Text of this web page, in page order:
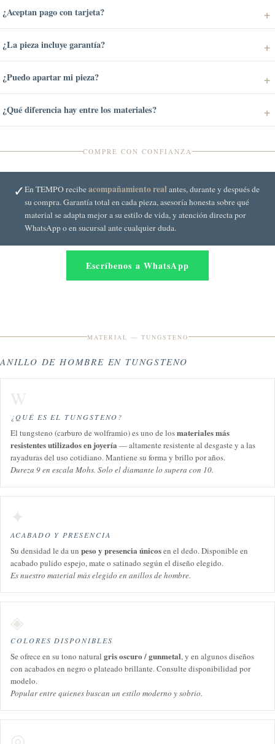
¿Aceptan pago con tarjeta?
¿La pieza incluye garantía?
¿Puedo apartar mi pieza?
¿Qué diferencia hay entre los materiales?
COMPRE CON CONFIANZA
✓En TEMPO recibeacompañamiento real antes, durante y después de
su compra. Garantía total en cada pieza, asesoría honesta sobre qué
material se adapta mejor a su estilo de vida, y atención directa por
WhatsApp o en sucursal ante cualquier duda.
Escríbenos a WhatsApp
MATERIAL — TUNGSTENO
ANILLO DE HOMBRE EN TUNGSTENO
W
¿QUÉ ES EL TUNGSTENO?
El tungsteno (carburo de wolframio) es uno de losmateriales más
resistentes utilizados en joyería — altamente resistente al desgaste y a las
rayaduras del uso cotidiano. Mantiene su forma y brillo por años.
Dureza 9 en escala Mohs. Solo el diamante lo supera con 10.
✦
ACABADO Y PRESENCIA
Su densidad le da un peso y presencia únicosen el dedo. Disponible en
acabado pulido espejo, mate o satinado según el diseño elegido.
Es nuestro material más elegido en anillos de hombre.
◈
COLORES DISPONIBLES
Se ofrece en su tono natural gris oscuro / gunmetal, y en algunos diseños
con acabados en negro o plateado brillante. Consulte disponibilidad por
modelo.
Popular entre quienes buscan un estilo moderno y sobrio.